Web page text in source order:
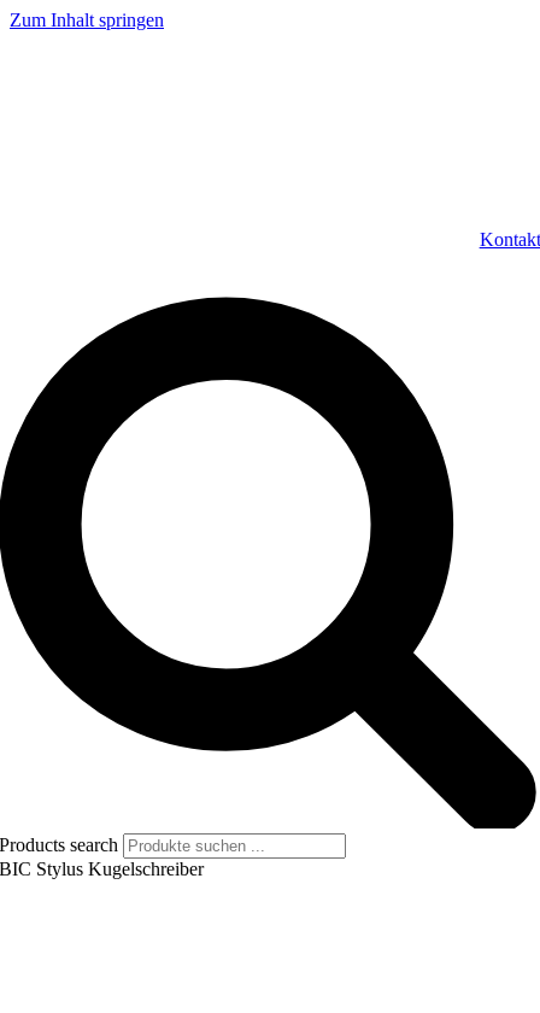
Zum Inhalt springen
Kontakt
Products search
BIC Stylus Kugelschreiber